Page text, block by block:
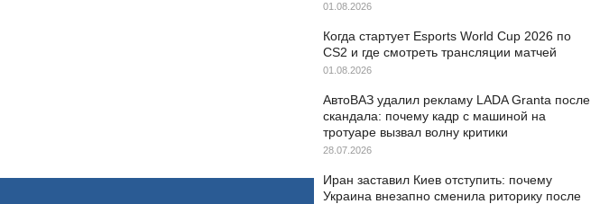
01.08.2026
Когда стартует Esports World Cup 2026 по
CS2 и где смотреть трансляции матчей
01.08.2026
АвтоВАЗ удалил рекламу LADA Granta после
скандала: почему кадр с машиной на
тротуаре вызвал волну критики
28.07.2026
Иран заставил Киев отступить: почему
Украина внезапно сменила риторику после